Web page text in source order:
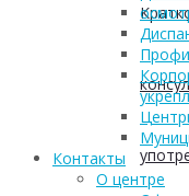
Контакты
О центре